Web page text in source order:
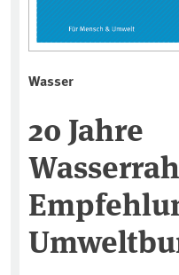
Wasser
20 Jahre